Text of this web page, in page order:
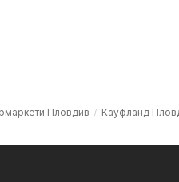
Пловдив Кауфланд